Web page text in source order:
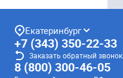
Екатеринбург
+7 (343) 350-22-33
Заказать обратный звонок
8 (800) 300-46-05